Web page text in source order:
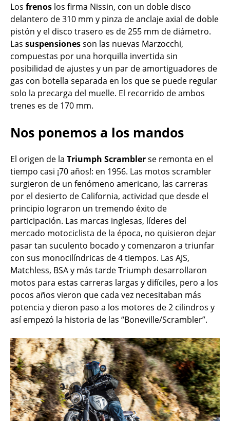
Los frenos los firma Nissin, con un doble disco
delantero de 310 mm y pinza de anclaje axial de doble
pistón y el disco trasero es de 255 mm de diámetro.
Las suspensionesson las nuevas Marzocchi,
compuestas por una horquilla invertida sin
posibilidad de ajustes y un par de amortiguadores de
gas con botella separada en los que se puede regular
solo la precarga del muelle. El recorrido de ambos
trenes es de 170 mm.
Nos ponemos a los mandos
El origen de la Triumph Scramblerse remonta en el
tiempo casi ¡70 años!: en 1956. Las motos scrambler
surgieron de un fenómeno americano, las carreras
por el desierto de California, actividad que desde el
principio lograron un tremendo éxito de
participación. Las marcas inglesas, líderes del
mercado motociclista de la época, no quisieron dejar
pasar tan suculento bocado y comenzaron a triunfar
con sus monocilíndricas de 4 tiempos. Las AJS,
Matchless, BSA y más tarde Triumph desarrollaron
motos para estas carreras largas y difíciles, pero a los
pocos años vieron que cada vez necesitaban más
potencia y dieron paso a los motores de 2 cilindros y
así empezó la historia de las “Boneville/Scrambler”.